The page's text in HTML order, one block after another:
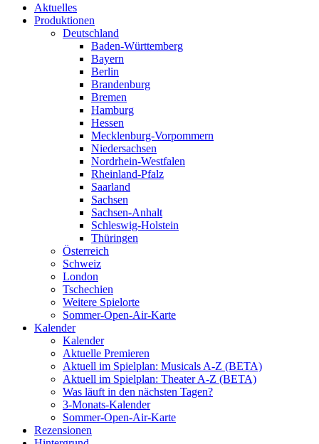
Aktuelles
Produktionen
Deutschland
Baden-Württemberg
Bayern
Berlin
Brandenburg
Bremen
Hamburg
Hessen
Mecklenburg-Vorpommern
Niedersachsen
Nordrhein-Westfalen
Rheinland-Pfalz
Saarland
Sachsen
Sachsen-Anhalt
Schleswig-Holstein
Thüringen
Österreich
Schweiz
London
Tschechien
Weitere Spielorte
Sommer-Open-Air-Karte
Kalender
Kalender
Aktuelle Premieren
Aktuell im Spielplan: Musicals A-Z (BETA)
Aktuell im Spielplan: Theater A-Z (BETA)
Was läuft in den nächsten Tagen?
3-Monats-Kalender
Sommer-Open-Air-Karte
Rezensionen